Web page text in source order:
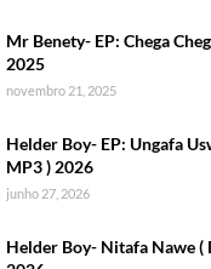
Mr Benety- EP: Chega
2025
novembro 21, 2025
Helder Boy- EP: Ungafa
MP3 ) 2026
junho 27, 2026
Helder Boy- Nitafa Nawe (